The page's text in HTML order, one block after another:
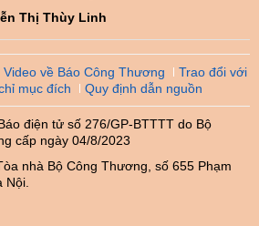
Thị Thùy Linh
Video về Báo Công Thương
Trao đổi với
mục đích Quy định dẫn nguồn
điện tử số 276/GP-BTTTT do Bộ
cấp ngày 04/8/2023
nhà Bộ Công Thương, số 655 Phạm